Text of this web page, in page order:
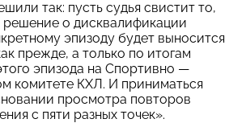
так: пусть судья свистит то,
о дисквалификации
эпизоду будет выносится
прежде, а только по итогам
эпизода на Спортивно —
комитете КХЛ. И приниматься
просмотра повторов
с пяти разных точек».